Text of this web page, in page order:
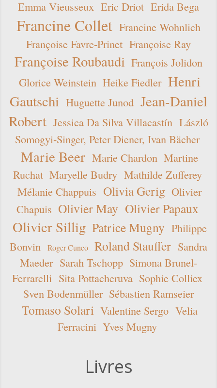
Emma Vieusseux Eric Driot Erida Bega
Francine Collet Francine Wohnlich
Françoise Favre-Prinet Françoise Ray
Françoise Roubaudi François Jolidon
Glorice Weinstein Heike Fiedler Henri
Gautschi Huguette Junod Jean-Daniel
Robert Jessica Da Silva Villacastín László
Somogyi-Singer, Peter Diener, Ivan Bächer
Marie Beer Marie Chardon Martine
Ruchat Maryelle Budry Mathilde Zufferey
Mélanie Chappuis Olivia Gerig Olivier
Chapuis Olivier May Olivier Papaux
Olivier Sillig Patrice Mugny Philippe
Bonvin
Roger Cuneo Roland Stauffer Sandra
Maeder Sarah Tschopp Simona Brunel-
Ferrarelli Sita Pottacheruva Sophie Colliex
Sven Bodenmüller Sébastien Ramseier
Tomaso Solari Valentine Sergo Velia
Ferracini Yves Mugny
Livres